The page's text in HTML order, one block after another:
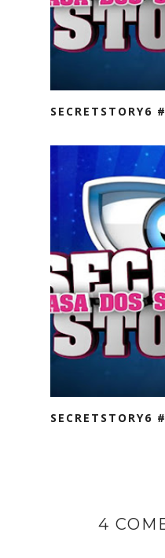
SECRETSTORY6
SECRETSTORY6
4